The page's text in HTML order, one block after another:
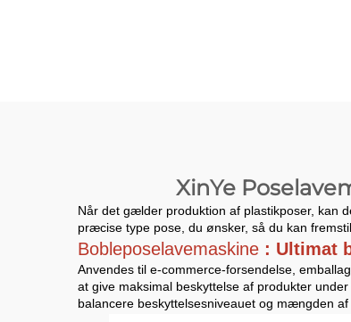
XinYe
Når det gælder produktion af plastikposer, kan
præcise type pose, du ønsker, så du kan
Bobleposelavemaskine : Ultimat
Anvendes til e-commerce-forsendelse,
at give maksimal beskyttelse af produkter
balancere beskyttelsesniveauet og mængden